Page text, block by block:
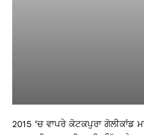
2015 ‘ਚ ਵਾਪਰੇ ਕੋਟਕਪੁਰਾ ਗੋਲੀਕਾਂਡ